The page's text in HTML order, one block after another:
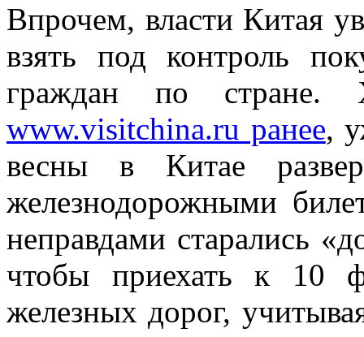
Впрочем, власти Китая
взять под контроль
граждан по
www.visitchina.ru ранее,
весны в Китае
железнодорожными
неправдами старались
чтобы приехать к 10
железных дорог,